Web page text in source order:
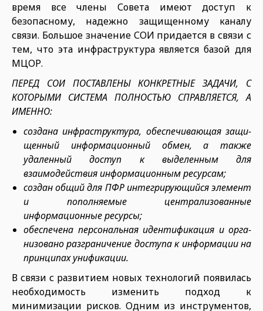
время все члены Совета имеют доступ к
безопасному, надежно защищенному каналу
связи. Боль­шое значение СОИ придается в связи с
тем, что эта инфраструкту­ра является базой для
МЦОР.
ПЕРЕД СОИ ПОСТАВЛЕНЫ КОНКРЕТНЫЕ ЗАДАЧИ, С
КОТОРЫМИ СИСТЕМА ПОЛНОСТЬЮ СПРАВЛЯЕТСЯ, А
ИМЕННО:
создана инфраструктура, обеспечивающая защи­
щенный информационный обмен, а также
удаленный доступ к выделенным для
взаимодействия информа­ционным ресурсам;
создан общий для ПФР ин­тегрирующийся элемент
и пополняемые централизо­ванные
информационные ресурсы;
обеспечена персональная идентификация и орга­
низовано разграничение доступа к информации на
принципах унификации.
В связи с развитием новых технологий появилась
необходимость изменить подход к
минимизации рисков. Одним из инструментов,